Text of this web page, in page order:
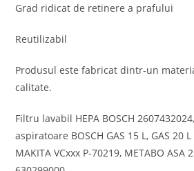
Grad ridicat de retinere a prafului
Reutilizabil
Produsul este fabricat dintr-un
calitate.
Filtru lavabil HEPA BOSCH
aspiratoare BOSCH GAS 15 L, GAS 20 L
MAKITA VCxxx P-70219, METABO ASA